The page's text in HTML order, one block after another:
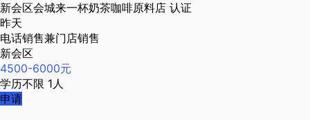
新会区会城来一杯奶茶咖啡原料店 认证
昨天
电话销售兼门店销售
新会区
4500-6000元
学历不限 1人
申请